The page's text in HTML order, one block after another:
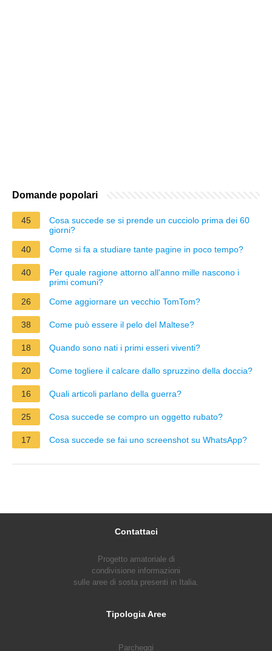
Domande popolari
45
Cosa succede se si prende un cucciolo prima dei 60
giorni?
40
Come si fa a studiare tante pagine in poco tempo?
40
Per quale ragione attorno all'anno mille nascono i
primi comuni?
26
Come aggiornare un vecchio TomTom?
38 Come può essere il pelo del Maltese?
18 Quando sono nati i primi esseri viventi?
20 Come togliere il calcare dallo spruzzino della doccia?
16 Quali articoli parlano della guerra?
25 Cosa succede se compro un oggetto rubato?
17 Cosa succede se fai uno screenshot su WhatsApp?
Contattaci
Progetto amatoriale di
condivisione informazioni
sulle aree di sosta presenti in Italia.
Tipologia Aree
Parcheggi